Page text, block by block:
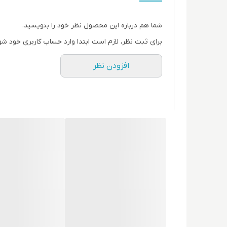
شما هم درباره این محصول نظر خود را بنویسید.
برای ثبت نظر، لازم است ابتدا وارد حساب کاربری خود
افزودن نظر